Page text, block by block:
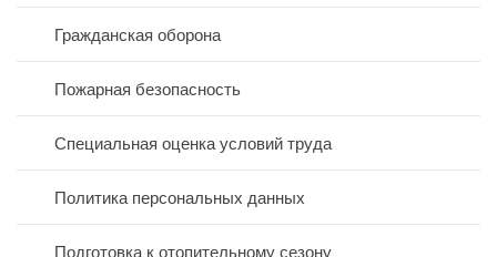
Гражданская оборона
Пожарная безопасность
Специальная оценка условий труда
Политика персональных данных
Подготовка к отопительному сезону